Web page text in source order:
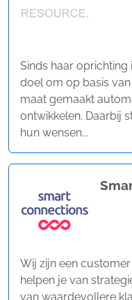
Sinds haar oprichting
doel om op basis
maat gemaakt
ontwikkelen. Daarbij
hun wensen...
Wij zijn een
helpen je van
van waardevollere